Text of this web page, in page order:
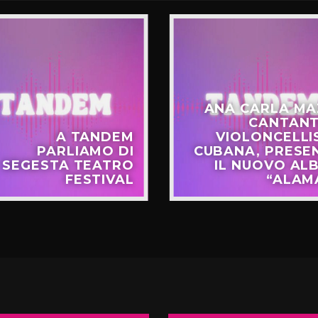
A TANDEM
PARLIAMO DI
SEGESTA TEATRO
FESTIVAL
ANA CARLA
CUBANA,
IL NUOVO